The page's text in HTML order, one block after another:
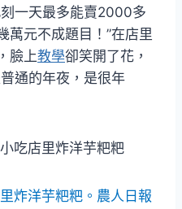
一天最多能賣2000多
萬元不成題目！”在店里
臉上教學卻笑開了花，
通的年夜，是很年
炸洋芋粑粑。農人日報